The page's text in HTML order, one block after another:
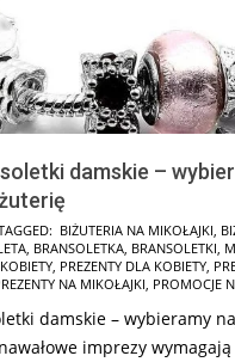
damskie –
BIŻUTERIA NA MIKOŁAJKI
BRANSOLETKA BRANSOLETKI
PREZENTY DLA KOBIETY
NA MIKOŁAJKI PROMOCJE
damskie – wybieramy
imprezy wymagają